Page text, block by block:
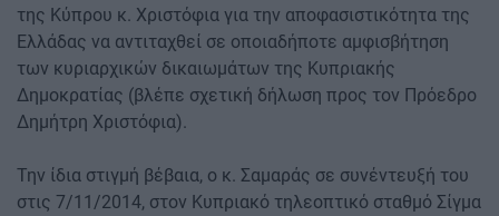
της Κύπρου κ. Χριστόφια για την αποφασιστικότητα της
Ελλάδας να αντιταχθεί σε οποιαδήποτε αμφισβήτηση
των κυριαρχικών δικαιωμάτων της Κυπριακής
Δημοκρατίας (βλέπε σχετική δήλωση προς τον Πρόεδρο
Δημήτρη Χριστόφια).
Την ίδια στιγμή βέβαια, ο κ. Σαμαράς σε συνέντευξή του
στις 7/11/2014, στον Κυπριακό τηλεοπτικό σταθμό Σίγμα